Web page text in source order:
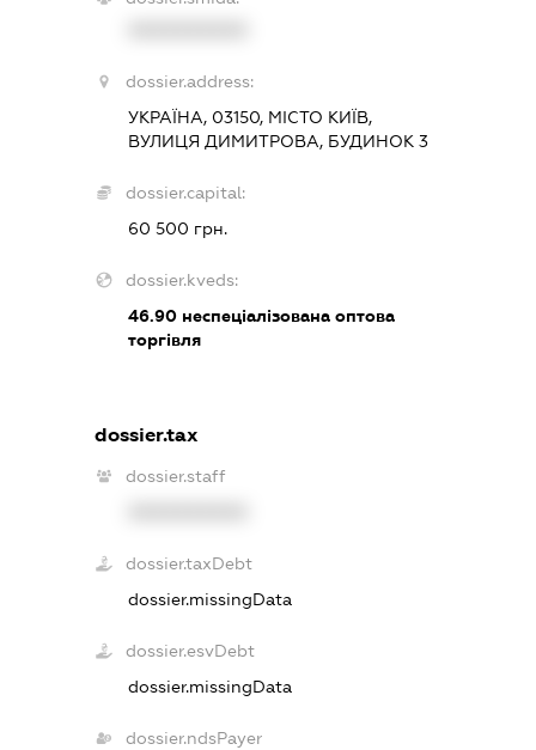
dossier.address:
УКРАЇНА, 03150, МІСТО КИЇВ,
ВУЛИЦЯ ДИМИТРОВА, БУДИНОК 3
dossier.capital:
60 500 грн.
dossier.kveds:
46.90неспеціалізована оптова
торгівля
dossier.tax
dossier.staff
dossier.taxDebt
dossier.missingData
dossier.esvDebt
dossier.missingData
dossier.ndsPayer